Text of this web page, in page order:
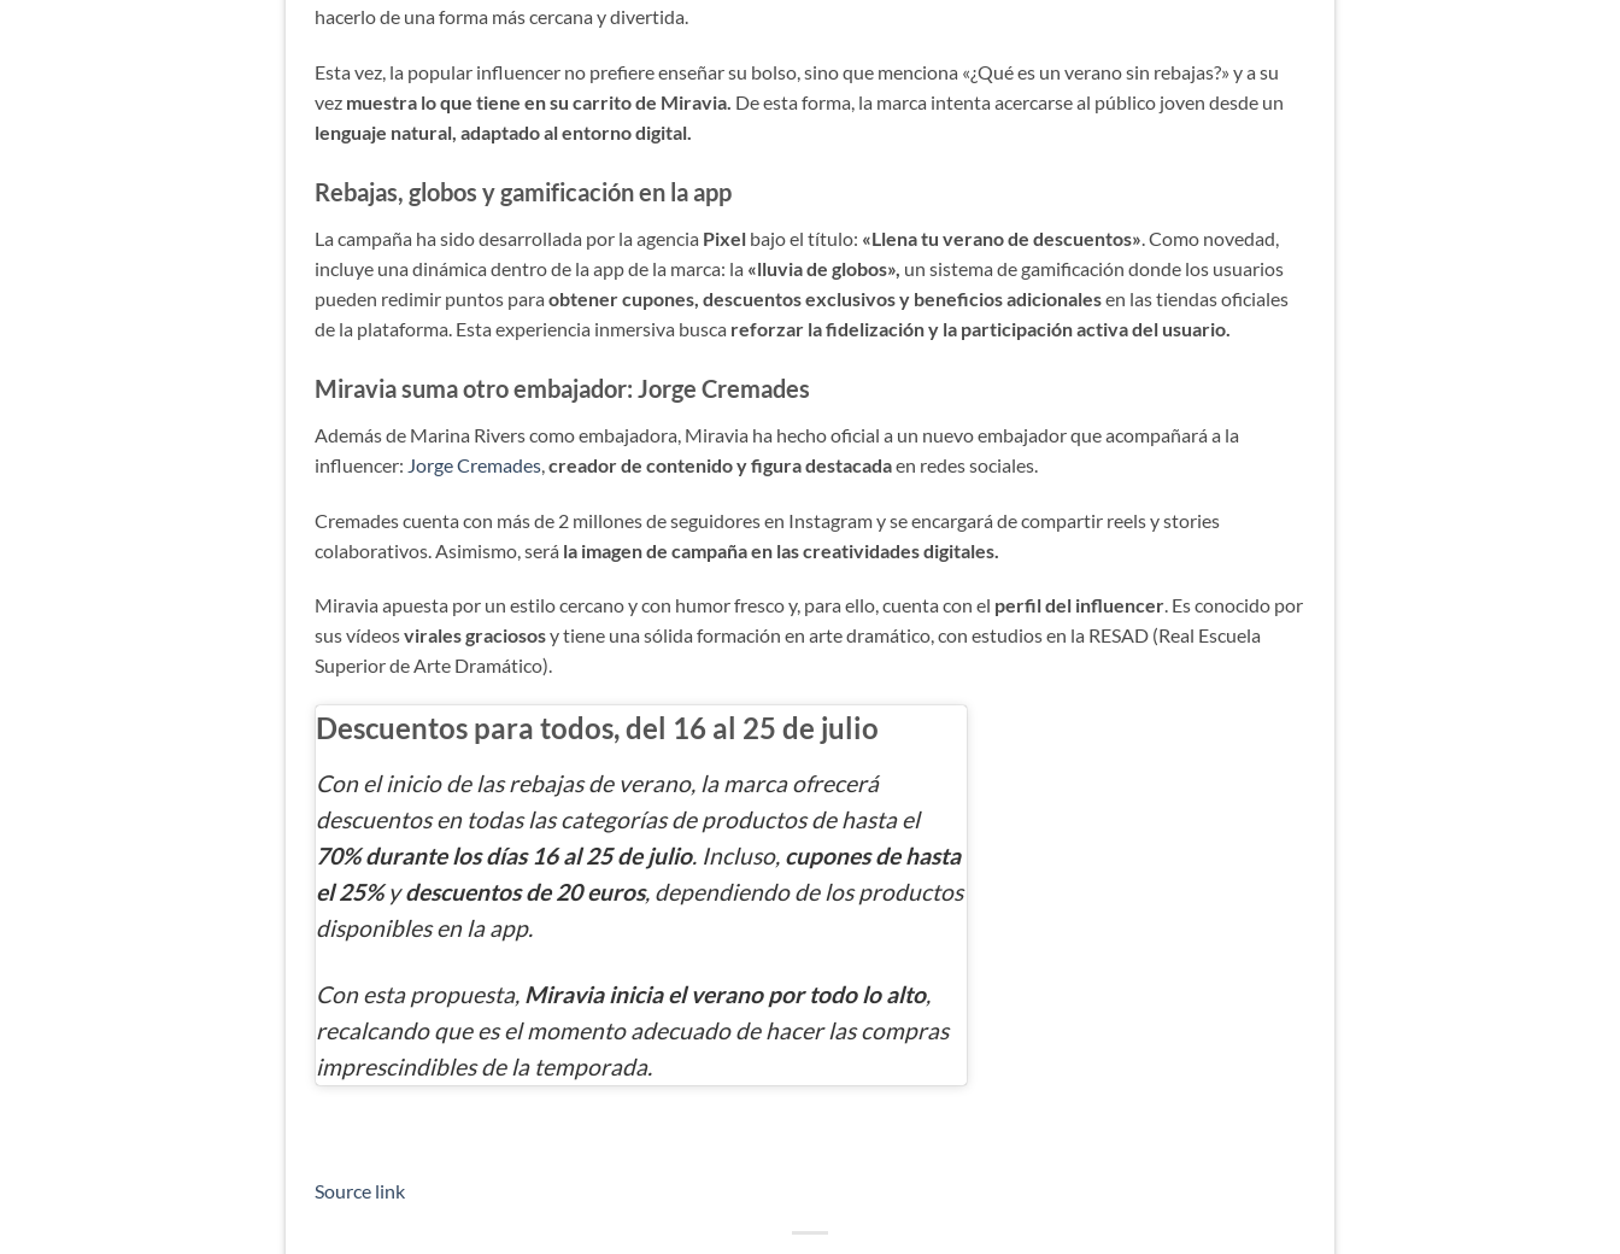
hacerlo de una forma más cercana y divertida.
Esta vez, la popular influencer no prefiere enseñar su bolso, sino que menciona «¿Qué es un verano sin rebajas?» y a su
vez muestra lo que tiene en su carrito de Miravia. De esta forma, la marca intenta acercarse al público joven desde un
lenguaje natural, adaptado al entorno digital.
Rebajas, globos y gamificación en la app
La campaña ha sido desarrollada por la agencia Pixel bajo el título: «Llena tu verano de descuentos». Como novedad,
incluye una dinámica dentro de la app de la marca: la «lluvia de globos», un sistema de gamificación donde los usuarios
pueden redimir puntos para obtener cupones, descuentos exclusivos y beneficios adicionalesen las tiendas oficiales
de la plataforma. Esta experiencia inmersiva busca reforzar la fidelización y la participación activa del usuario.
Miravia suma otro embajador: Jorge Cremades
Además de Marina Rivers como embajadora, Miravia ha hecho oficial a un nuevo embajador que acompañará a la
influencer: Jorge Cremades creador de contenido y figura destacadaen redes sociales.
Cremades cuenta con más de 2 millones de seguidores en Instagram y se encargará de compartir reels y stories
colaborativos. Asimismo, será la imagen de campaña en las creatividades digitales.
Miravia apuesta por un estilo cercano y con humor fresco y, para ello, cuenta con el perfil del influencer. Es conocido por
sus vídeosvirales graciososy tiene una sólida formación en arte dramático, con estudios en la RESAD (Real Escuela
Superior de Arte Dramático).
Descuentos para todos, del 16 al 25 de julio
Con el inicio de las rebajas de verano, la marca ofrecerá
descuentos en todas las categorías de productos de hasta el
70% durante los días 16 al 25 de julio. Incluso, cupones de hasta
el 25%ydescuentos de 20 euros, dependiendo de los productos
disponibles en la app.
Con esta propuesta, Miravia inicia el verano por todo lo alto,
recalcando que es el momento adecuado de hacer las compras
imprescindibles de la temporada.
Source link